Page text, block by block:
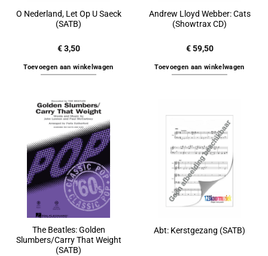
O Nederland, Let Op U Saeck
(SATB)
€3,50
Toevoegen aan winkelwagen
Andrew Lloyd Webber: Cats
(Showtrax CD)
€59,50
Toevoegen aan winkelwagen
The Beatles: Golden
Slumbers/Carry That Weight
(SATB)
Abt: Kerstgezang (SATB)